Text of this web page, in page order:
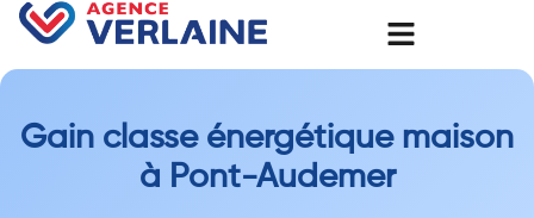
Gain classe énergétique maison
à Pont-Audemer